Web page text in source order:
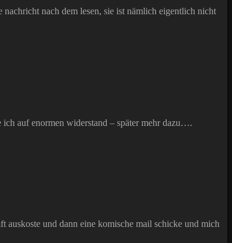
nach dem lesen, sie ist nämlich eigentlich nicht
auf enormen widerstand – später mehr dazu….
auskoste und dann eine komische mail schicke und mich